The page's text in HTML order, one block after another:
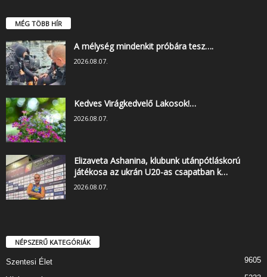
MÉG TÖBB HÍR
A mélység mindenkit próbára tesz….
2026.08.07.
Kedves Virágkedvelő Lakosok!…
2026.08.07.
Elizaveta Ashanina, klubunk utánpótláskorú
játékosa az ukrán U20-as csapatban k…
2026.08.07.
NÉPSZERŰ KATEGÓRIÁK
Szentesi Élet 9605